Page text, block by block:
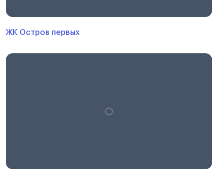
ЖК Остров первых